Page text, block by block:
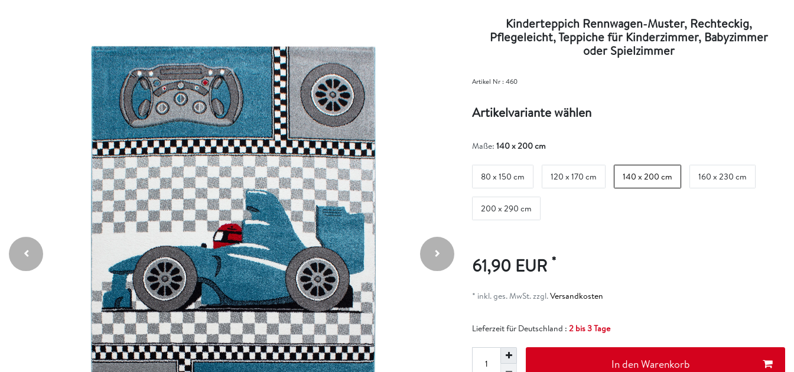
Kinderteppich Rennwagen-Muster, Rechteckig,
Pflegeleicht, Teppiche für Kinderzimmer, Babyzimmer
oder Spielzimmer
Artikel Nr :460
Artikelvariante wählen
Maße: 140 x 200 cm
80 x 150 cm 120 x 170 cm 140 x 200 cm 160 x 230 cm
200 x 290 cm
61,90 EUR *
* inkl. ges. MwSt. zzgl.Versandkosten
Lieferzeit für Deutschland : 2 bis 3 Tage
In den Warenkorb